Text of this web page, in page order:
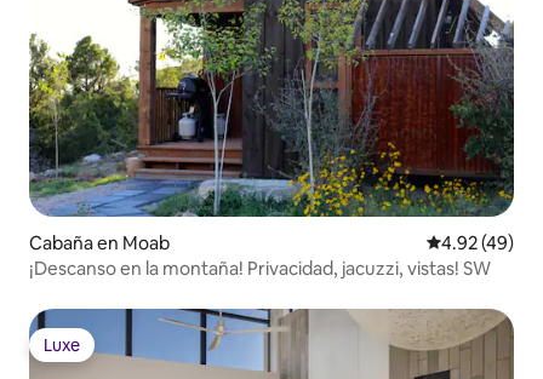
Cabaña en Moab Calificación
4.92 (49)
¡Descanso en la montaña! Privacidad, jacuzzi, vistas! SW
Luxe
Luxe